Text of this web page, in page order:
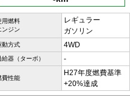
用燃料
ンジン
レギュラー
ガソリン
動方式 4WD
給器（ターボ） -
費性能
H27年度燃費基準
+20%達成